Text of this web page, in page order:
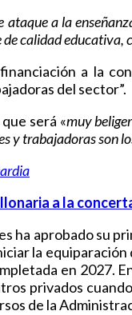
ataque a la
calidad educativa,
a la
del sector”.
será «muy
y trabajadoras son
a la
ha aprobado su
la
en 2027.
privados
de la